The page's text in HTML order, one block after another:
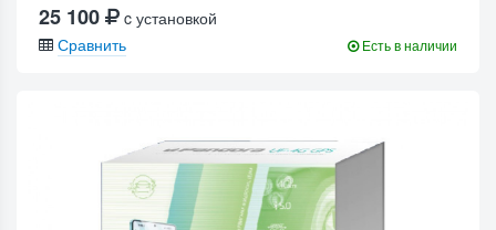
25 100
c установкой
Сравнить
Есть в наличии